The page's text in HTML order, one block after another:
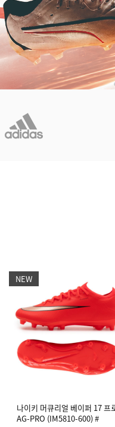
NEW
나이키 머큐리얼 베이퍼 17 프
AG-PRO (IM5810-600) #